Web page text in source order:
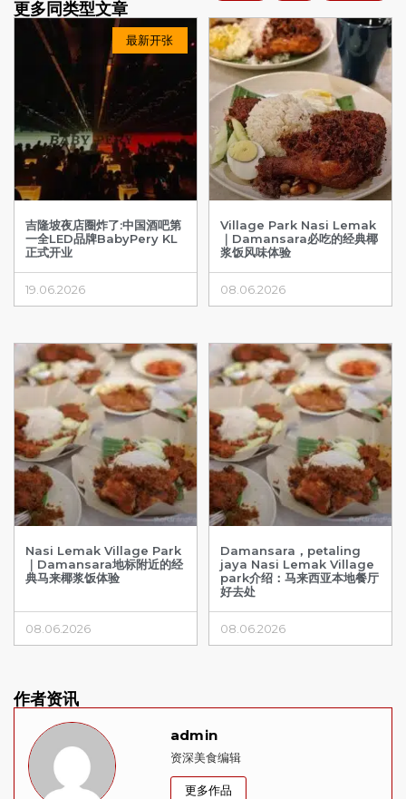
最新开张
吉隆坡夜店圈炸了:中国酒吧第
一全LED品牌BabyPery KL
正式开业
19.06.2026
Village Park Nasi Lemak
｜Damansara必吃的经典椰
浆饭风味体验
08.06.2026
Nasi Lemak Village Park
｜Damansara地标附近的经
典马来椰浆饭体验
08.06.2026
Damansara，petaling
jaya Nasi Lemak Village
park介绍：马来西亚本地餐厅
好去处
08.06.2026
更多同类型文章
作者资讯
admin
资深美食编辑
更多作品